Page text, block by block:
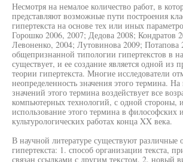
Несмотря на немалое количество работ, в
представляют возможные пути построения
гипертекста на основе тех или иных
Горошко 2006, 2007; Дедова 2008; Кондратов
Левоненко, 2004; Лутовинова 2009; Потапова
общепризнанной типологии гипертекстов в
существует, и ее создание является одной из
теории гипертекста. Многие исследователи
неопределенность значения этого термина.
значений этого термина воздействует все
компьютерных технологий, с одной стороны,
использование этого термина в философских и
культурологических работах конца XX века.
В научной литературе существуют различные
гипертекста: 1. способ организации текста,
связан ссылками с другим текстом, 2. новый